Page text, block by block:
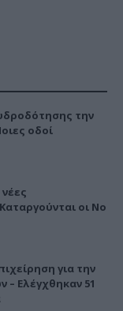
την
οδοί
οι Νο
για την
– Ελέγχθηκαν 51